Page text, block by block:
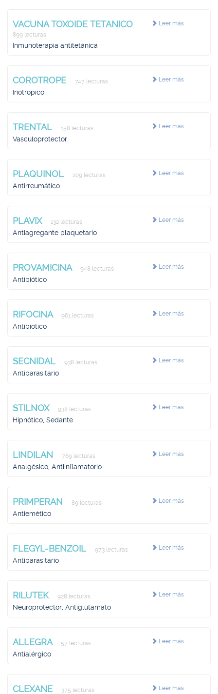
Leer más
VACUNA TOXOIDE TETANICO
899 lecturas
Inmunoterapia antitetánica
Leer más
COROTROPE 747 lecturas
Inotrópico
Leer más
TRENTAL 158 lecturas
Vasculoprotector
Leer más
PLAQUINOL 209 lecturas
Antirreumático
Leer más
PLAVIX 132 lecturas
Antiagregante plaquetario
Leer más
PROVAMICINA 948 lecturas
Antibiótico
Leer más
RIFOCINA 961 lecturas
Antibiótico
Leer más
SECNIDAL 938 lecturas
Antiparasitario
Leer más
STILNOX 938 lecturas
Hipnótico, Sedante
Leer más
LINDILAN 769 lecturas
Analgésico, Antiinflamatorio
Leer más
PRIMPERAN 89 lecturas
Antiemético
Leer más
FLEGYL-BENZOIL 973 lecturas
Antiparasitario
Leer más
RILUTEK 928 lecturas
Neuroprotector, Antiglutamato
Leer más
ALLEGRA 57 lecturas
Antialérgico
Leer más
CLEXANE 375 lecturas